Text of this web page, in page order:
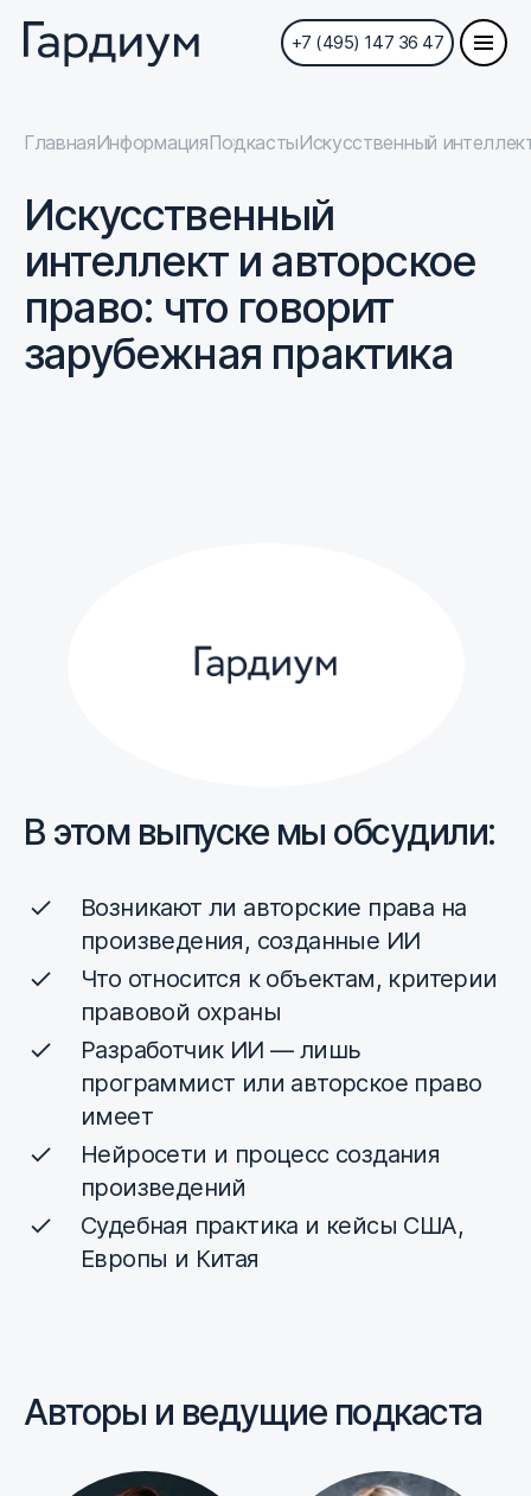
+7 (495) 147 36 47
ГлавнаяИнформацияПодкастыИскусственный
Искусственный
интеллект и авторское
право: что говорит
зарубежная практика
В этом выпуске мы обсудили:
Возникают ли авторские права на
произведения, созданные ИИ
Что относится к объектам, критерии
правовой охраны
Разработчик ИИ — лишь
программист или авторское право
имеет
Нейросети и процесс создания
произведений
Судебная практика и кейсы США,
Европы и Китая
Авторы и ведущие подкаста